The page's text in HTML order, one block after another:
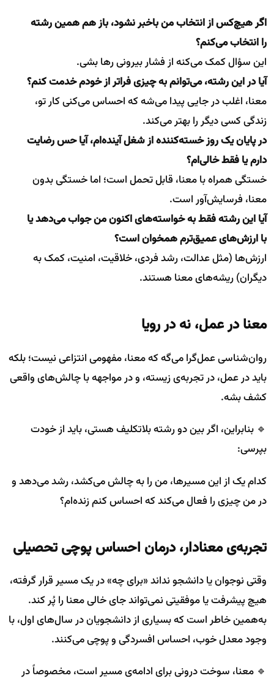
اگر هیچ‌کس از انتخاب من باخبر نشود، باز هم همین رشته
را انتخاب می‌کنم؟
این سؤال کمک می‌کنه از فشار بیرونی رها بشی.
آیا در این رشته، می‌توانم به چیزی فراتر از خودم خدمت کنم؟
معنا، اغلب در جایی پیدا می‌شه که احساس می‌کنی کار تو،
زندگی کسی دیگر را بهتر می‌کند.
در پایان یک روز خسته‌کننده از شغل آینده‌ام، آیا حس رضایت
دارم یا فقط خالی‌ام؟
خستگی همراه با معنا، قابل تحمل است؛ اما خستگی بدون
معنا، فرسایش‌آور است.
آیا این رشته فقط به خواسته‌های اکنون من جواب می‌دهد یا
با ارزش‌های عمیق‌ترم همخوان است؟
ارزش‌ها (مثل عدالت، رشد فردی، خلاقیت، امنیت، کمک به
دیگران) ریشه‌های معنا هستند.
معنا در عمل، نه در رویا
روان‌شناسی عمل‌گرا می‌گه که معنا، مفهومی انتزاعی نیست؛ بلکه
باید در عمل، در تجربه‌ی زیسته، و در مواجهه با چالش‌های واقعی
کشف بشه.
🔹 بنابراین، اگر بین دو رشته بلاتکلیف هستی، باید از خودت
بپرسی:
کدام یک از این مسیرها، من را به چالش می‌کشد، رشد می‌دهد و
در من چیزی را فعال می‌کند که احساس کنم زنده‌ام؟
تجربه‌ی معنادار، درمان احساس پوچی تحصیلی
وقتی نوجوان یا دانشجو نداند «برای چه» در یک مسیر قرار گرفته،
هیچ پیشرفت یا موفقیتی نمی‌تواند جای خالی معنا را پُر کند.
به‌همین خاطر است که بسیاری از دانشجویان در سال‌های اول، با
وجود معدل خوب، احساس افسردگی و پوچی می‌کنند.
🔹 معنا، سوخت درونی برای ادامه‌ی مسیر است، مخصوصاً در